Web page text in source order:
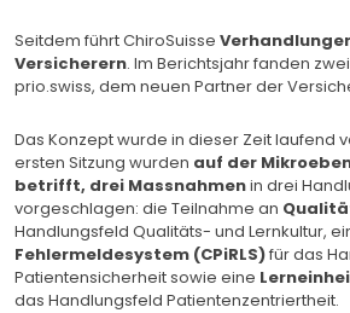
Seitdem führt ChiroSuisse
Versicherern. Im Berichtsjahr fanden
prio.swiss, dem neuen Partner der
Das Konzept wurde in dieser Zeit laufend
ersten Sitzung wurden auf der
betrifft, drei Massnahmenin drei
vorgeschlagen: die Teilnahme an
Handlungsfeld Qualitäts- und Lernkultur,
Fehlermeldesystem (CPiRLS)für das
Patientensicherheit sowie eine
das Handlungsfeld Patientenzentriertheit.